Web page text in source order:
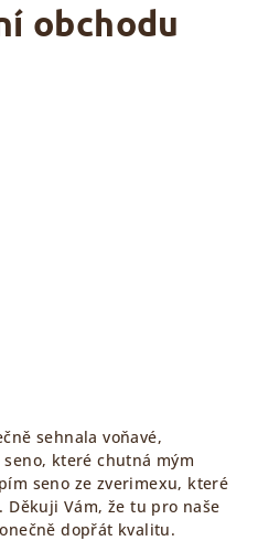
košík
obchodu
hvězdiček.
sehnala voňavé,
které chutná mým
seno ze zverimexu, které
Vám, že tu pro naše
dopřát kvalitu.